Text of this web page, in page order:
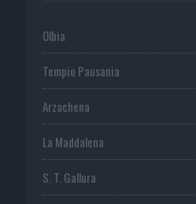
Olbia
Tempio Pausania
Arzachena
La Maddalena
S. T. Gallura